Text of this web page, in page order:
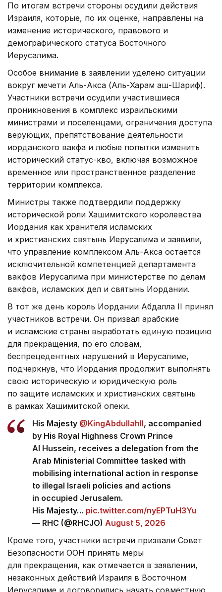
По итогам встречи стороны осудили действия
Израиля, которые, по их оценке, направлены на
изменение исторического, правового и
демографического статуса Восточного
Иерусалима.
Особое внимание в заявлении уделено ситуации
вокруг мечети Аль-Акса (Аль-Харам аш-Шариф).
Участники встречи осудили участившиеся
проникновения в комплекс израильскими
министрами и поселенцами, ограничения доступа
верующих, препятствование деятельности
иорданского вакфа и любые попытки изменить
исторический статус-кво, включая возможное
временное или пространственное разделение
территории комплекса.
Министры также подтвердили поддержку
исторической роли Хашимитского королевства
Иордания как хранителя исламских
и христианских святынь Иерусалима и заявили,
что управление комплексом Аль-Акса остается
исключительной компетенцией департамента
вакфов Иерусалима при министерстве по делам
вакфов, исламских дел и святынь Иордании.
В тот же день король Иордании Абдалла II принял
участников встречи. Он призвал арабские
и исламские страны выработать единую позицию
для прекращения, по его словам,
беспрецедентных нарушений в Иерусалиме,
подчеркнув, что Иордания продолжит выполнять
свою историческую и юридическую роль
по защите исламских и христианских святынь
в рамках Хашимитской опеки.
His Majesty @KingAbdullahII, accompanied
by His Royal Highness Crown Prince
Al Hussein, receives a delegation from the
Arab Ministerial Committee tasked with
mobilising international action in response
to illegal Israeli policies and actions
in occupied Jerusalem.
His Majesty… pic.twitter.com/nyEPTuH3Yu
— RHC (@RHCJO) August 5, 2026
Кроме того, участники встречи призвали Совет
Безопасности ООН принять меры
для прекращения, как отмечается в заявлении,
незаконных действий Израиля в Восточном